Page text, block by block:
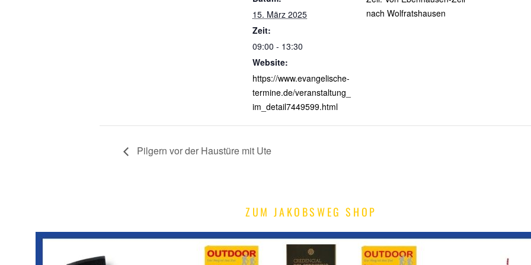
15. März 2025
Zeit:
09:00 - 13:30
Website:
https://www.evangelische-
termine.de/veranstaltung_
im_detail7449599.html
nach Wolfratshausen
Pilgern vor der Haustüre mit Ute
ZUM JAKOBSWEG SHOP